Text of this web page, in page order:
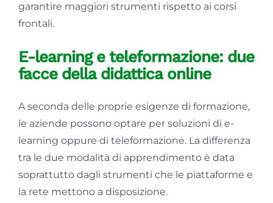
garantire maggiori strumenti rispetto ai corsi
frontali.
E-learning e teleformazione: due
facce della didattica online
A seconda delle proprie esigenze di formazione,
le aziende possono optare per soluzioni di e-
learning oppure di teleformazione. La differenza
tra le due modalità di apprendimento è data
soprattutto dagli strumenti che le piattaforme e
la rete mettono a disposizione.